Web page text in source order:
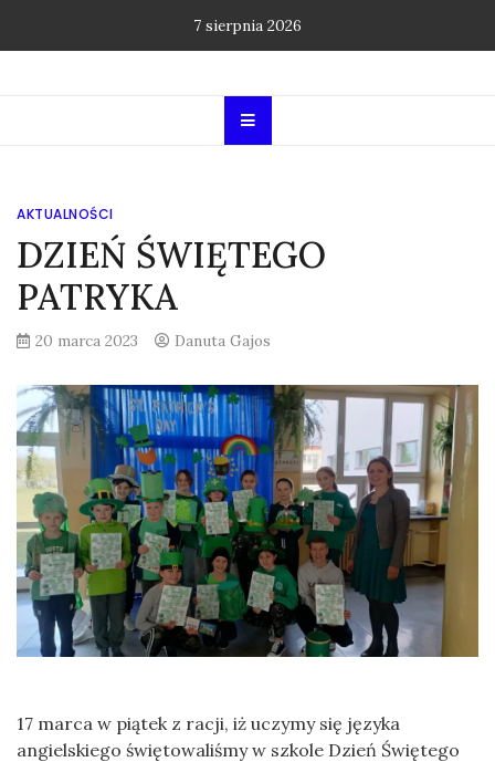
7 sierpnia 2026
AKTUALNOŚCI
DZIEŃ ŚWIĘTEGO
PATRYKA
20 marca 2023 Danuta Gajos
17 marca w piątek z racji, iż uczymy się języka
angielskiego świętowaliśmy w szkole Dzień Świętego